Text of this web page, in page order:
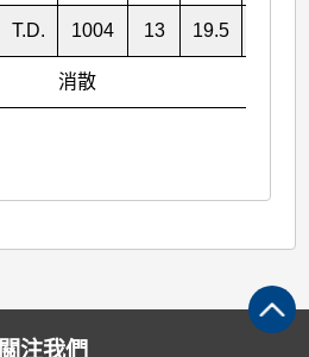
T.D. 1004 13 19.5
消散
關注我們